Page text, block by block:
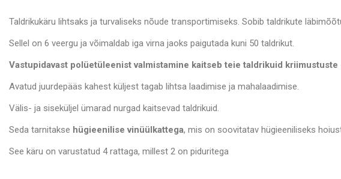
Taldrikukäru lihtsaks ja turvaliseks nõude transportimiseks. Sobib taldrikute
Sellel on 6 veergu ja võimaldab iga virna jaoks paigutada kuni 50 taldrikut.
Vastupidavast polüetüleenist valmistamine kaitseb teie taldrikuid kriimustuste
Avatud juurdepääs kahest küljest tagab lihtsa laadimise ja mahalaadimise.
Välis- ja siseküljel ümarad nurgad kaitsevad taldrikuid.
Seda tarnitakse hügieenilise vinüülkattega, mis on soovitatav hügieeniliseks
See käru on varustatud 4 rattaga, millest 2 on piduritega